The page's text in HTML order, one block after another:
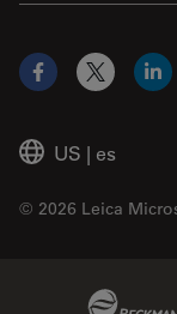
US | es
© 2026 Leica
Facebook
X